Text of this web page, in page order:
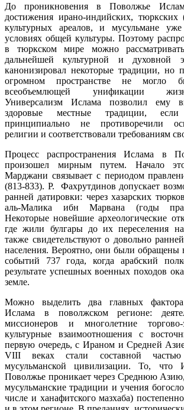
До проникновения в Поволжье
достижения ирано-индийских,
культурных ареалов, и мусульмане
условиях общей культуры. Поэтому
в тюркском мире можно
дальнейшей культурной и духовной
канонизировал некоторые традиции, но
огромном пространстве не
всеобъемлющей унификации
Универсализм Ислама позволил ему
здоровые местные традиции,
принципиально не противоречили
религии и соответствовали требованиям
Процесс распространения Ислама в
произошел мирным путем. Начало
Марджани связывает с периодом
(813-833). Р. Фахрутдинов допускает
ранней датировки: через хазарских
аль-Малика ибн Марвана (годы
Некоторые новейшие археологические
где жили булгары до их переселения
также свидетельствуют о довольно
населения. Вероятно, они были обращены
событий 737 года, когда арабский
результате успешных военных походов
земле.
Можно выделить два главных фактора
Ислама в поволжском регионе:
миссионеров и многолетние торгово-
культурные взаимоотношения с
первую очередь, с Ираном и Средней
VIII веках стали составной частью
мусульманской цивилизации. То, что
Поволжье проникает через Среднюю
мусульманские традиции и учения
числе и ханафитского мазхаба)